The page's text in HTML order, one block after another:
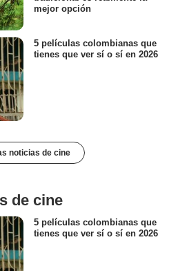
mejor opción
5 películas colombianas que
tienes que ver sí o sí en 2026
noticias de cine
de cine
5 películas colombianas que
tienes que ver sí o sí en 2026